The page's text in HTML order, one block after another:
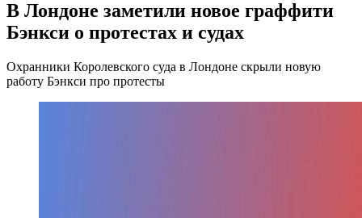
В Лондоне заметили новое граффити
Бэнкси о протестах и судах
Охранники Королевского суда в Лондоне скрыли новую
работу Бэнкси про протесты